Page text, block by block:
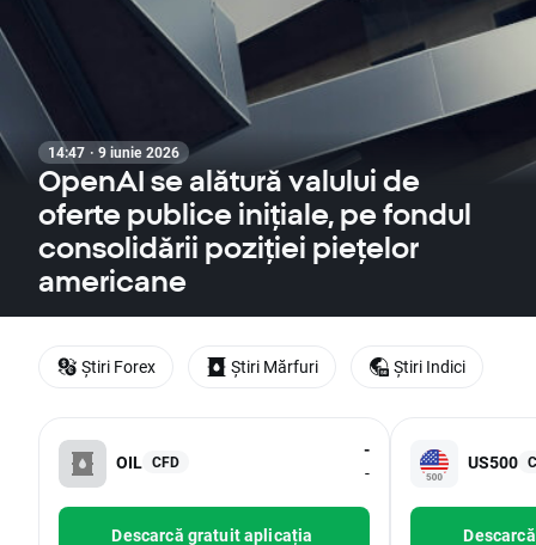
14:47 · 9 iunie 2026
OpenAI se alătură valului de
oferte publice inițiale, pe fondul
consolidării poziției piețelor
americane
OIL CFD
-
-
Descarcă gratuit aplicația
US500
Știri Forex Știri Mărfuri Știri Indici